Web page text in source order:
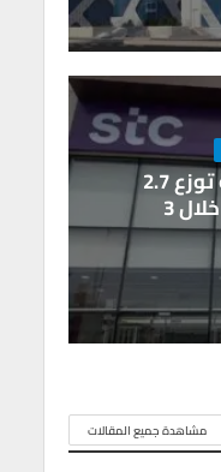
الاتصالات السعودية توزع 2.7
مليار ريال كل ربع خلال 3
مشاهدة جميع المقالات